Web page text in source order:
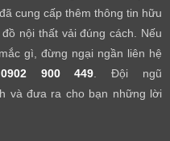
cung cấp thêm thông tin hữu
nội thất vải đúng cách. Nếu
gì, đừng ngại ngần liên hệ
0902 900 449 . Đội ngũ
và đưa ra cho bạn những lời